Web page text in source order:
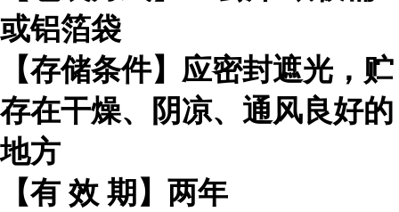
或铝箔袋
【存储条件】应密封遮光，贮
存在干燥、阴凉、通风良好的
地方
【有 效 期】两年